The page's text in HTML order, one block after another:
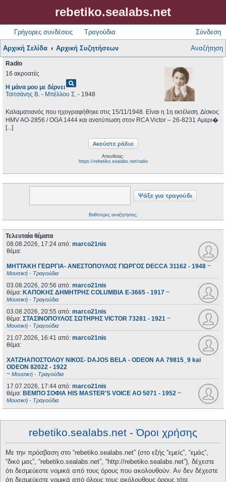
rebetiko.sealabs.net
Γρήγορες συνδέσεις Τραγούδια Σύνδεση
Αρχική Σελίδα Αρχική Συζητήσεων Αναζήτηση
Radio
16 ακροατές
Η μάνα μου με δέρνειpageview
Τσιτσάνης Β. - Μπέλλου Σ. - 1948
Καλαματιανός που ηχογραφήθηκε στις 15/11/1948. Είναι η 1η εκτέλεση. Δίσκος
HMV AO-2856 / OGA 1444 και ανατύπωση στον RCA Victor ‎– 26-8231 Αμερι�
[...]
Απευθείας:
https://rebetiko.sealabs.net/radio
Βαθύτερες αναζητήσεις;
Τελευταία θέματα
08.08.2026, 17:24 από: marco21nis
θέμα:
ΜΗΤΤΑΚΗ ΓΕΩΡΓΙΑ- ΑΝΕΣΤΟΠΟΥΛΟΣ ΓΙΩΡΓΟΣ DECCA 31162 - 1948 ~
Μουσική - Τραγούδια
03.08.2026, 20:56 από: marco21nis
θέμα: ΚΑΠΟΚΗΣ ΔΗΜΗΤΡΗΣ COLUMBIA E-3665 - 1917 ~
Μουσική - Τραγούδια
03.08.2026, 20:55 από: marco21nis
θέμα: ΣΤΑΣΙΝΟΠΟΥΛΟΣ ΣΩΤΗΡΗΣ VICTOR 73281 - 1921 ~
Μουσική - Τραγούδια
21.07.2026, 16:41 από: marco21nis
θέμα:
ΧΑΤΖΗΑΠΟΣΤΟΛΟΥ ΝΙΚΟΣ- DAJOS BELA - ODEON AA 79815_9 kai
ODEON 82022 - 1922
~ Μουσική - Τραγούδια
17.07.2026, 17:44 από: marco21nis
θέμα: ΒΕΜΠΟ ΣΟΦΙΑ HIS MASTER'S VOICE AO 5071 - 1952 ~
Μουσική - Τραγούδια
rebetiko.sealabs.net - Όροι χρήσης
Με την πρόσβαση στο “rebetiko.sealabs.net” (στο εξής “εμείς”, “εμάς”,
“δικό μας”, “rebetiko.sealabs.net”, “http://rebetiko.sealabs.net”), δέχεστε
ότι δεσμεύεστε νομικά από τους όρους που ακολουθούν. Αν δεν δέχεστε
ότι δεσμεύεστε νομικά από όλους τους ακόλουθους όρους τότε